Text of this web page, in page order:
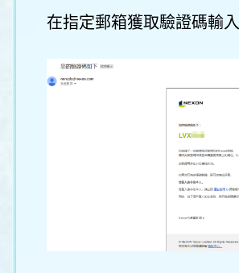
在指定郵箱獲取驗證碼輸入